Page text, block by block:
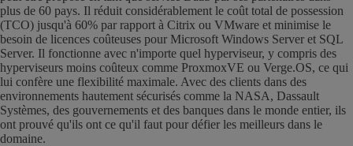
plus de 60 pays. Il réduit considérablement le coût total de possession
(TCO) jusqu'à 60% par rapport à Citrix ou VMware et minimise le
besoin de licences coûteuses pour Microsoft Windows Server et SQL
Server. Il fonctionne avec n'importe quel hyperviseur, y compris des
hyperviseurs moins coûteux comme ProxmoxVE ou Verge.OS, ce qui
lui confère une flexibilité maximale. Avec des clients dans des
environnements hautement sécurisés comme la NASA, Dassault
Systèmes, des gouvernements et des banques dans le monde entier, ils
ont prouvé qu'ils ont ce qu'il faut pour défier les meilleurs dans le
domaine.